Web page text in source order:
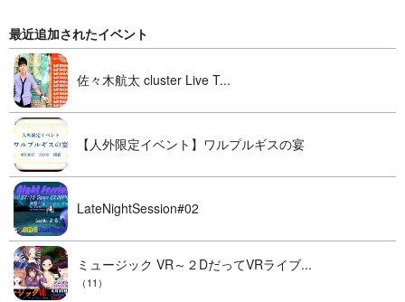
最近追加されたイベント
佐々木航太 cluster Live T...
【人外限定イベント】ワルプルギスの宴
LateNightSession#02
ミュージック VR～２DだってVRライブ...
（11）